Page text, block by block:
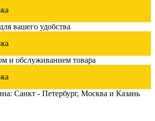
вашего удобства
и обслуживанием товара
Санкт - Петербург, Москва и Казань